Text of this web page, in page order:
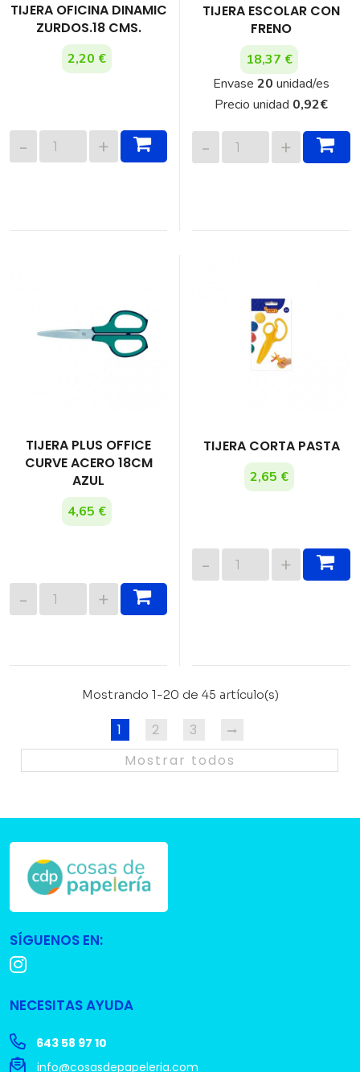
TIJERA OFICINA DINAMIC
ZURDOS.18 CMS.
2,20 €
TIJERA ESCOLAR CON
FRENO
18,37 €
Envase 20 unidad/es
Precio unidad 0,92€
TIJERA PLUS OFFICE
CURVE ACERO 18CM
AZUL
4,65 €
TIJERA CORTA PASTA
2,65 €
Mostrando 1-20 de 45 artículo(s)
1 2
3
Mostrar todos
SÍGUENOS EN:
NECESITAS AYUDA
643 58 97 10
info@cosasdepapeleria.com